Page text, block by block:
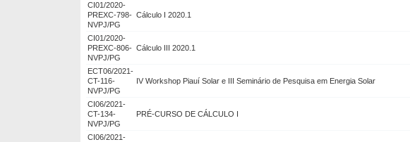
CI01/2020-
PREXC-798-
NVPJ/PG
Cálculo I 2020.1
CI01/2020-
PREXC-806-
NVPJ/PG
Cálculo III 2020.1
ECT06/2021-
CT-116-
NVPJ/PG
IV Workshop Piauí Solar e III Seminário de Pesquisa em Energia Solar
CI06/2021-
CT-134-
NVPJ/PG
PRÉ-CURSO DE CÁLCULO I
CI06/2021-